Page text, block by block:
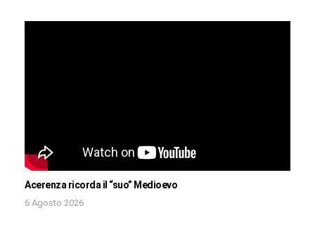
Acerenza ricorda il “suo” Medioevo
6 Agosto 2026